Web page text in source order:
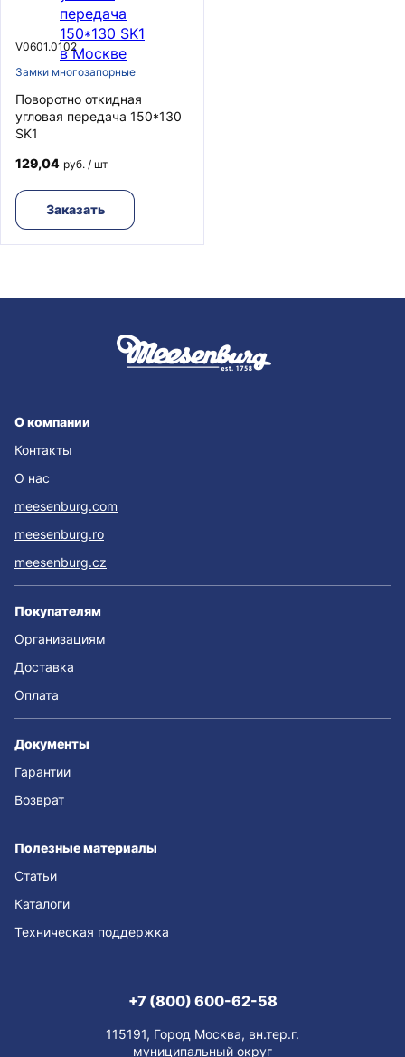
V0601.0102
Замки многозапорные
Поворотно откидная
угловая передача 150*130
SK1
129,04 руб. / шт
Заказать
О компании
Контакты
О нас
meesenburg.com
meesenburg.ro
meesenburg.cz
Покупателям
Организациям
Доставка
Оплата
Документы
Гарантии
Возврат
Полезные материалы
Статьи
Каталоги
Техническая поддержка
+7 (800) 600-62-58
115191, Город Москва, вн.тер.г.
муниципальный округ